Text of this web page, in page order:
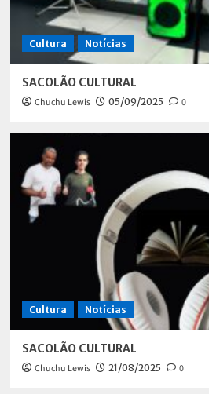
Cultura Notícias
SACOLÃO CULTURAL
Chuchu Lewis 05/09/2025 0
Cultura Notícias
SACOLÃO CULTURAL
Chuchu Lewis 21/08/2025 0